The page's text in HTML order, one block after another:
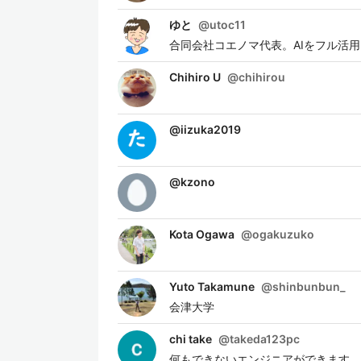
ゆと @utoc11
合同会社コエノマ代表。AIをフル活
Chihiro U @chihirou
@iizuka2019
@kzono
Kota Ogawa @ogakuzuko
Yuto Takamune @shinbunbun_
会津大学
chi take @takeda123pc